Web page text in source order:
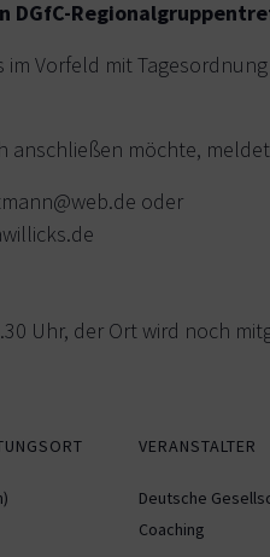
DGfC-
im Vorfeld mit
anschließen möchte,
oder
Uhr, der Ort wird noch
VERANSTALTER
Deutsche
Coaching